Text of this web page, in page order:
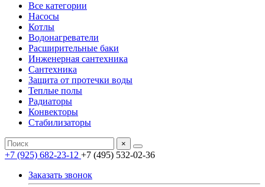
Все категории
Насосы
Котлы
Водонагреватели
Расширительные баки
Инженерная сантехника
Сантехника
Защита от протечки воды
Теплые полы
Радиаторы
Конвекторы
Стабилизаторы
×
+7 (925) 682-23-12 +7 (495) 532-02-36
Заказать звонок